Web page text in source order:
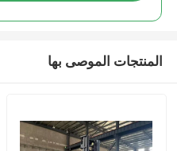
المنتجات الموصى بها